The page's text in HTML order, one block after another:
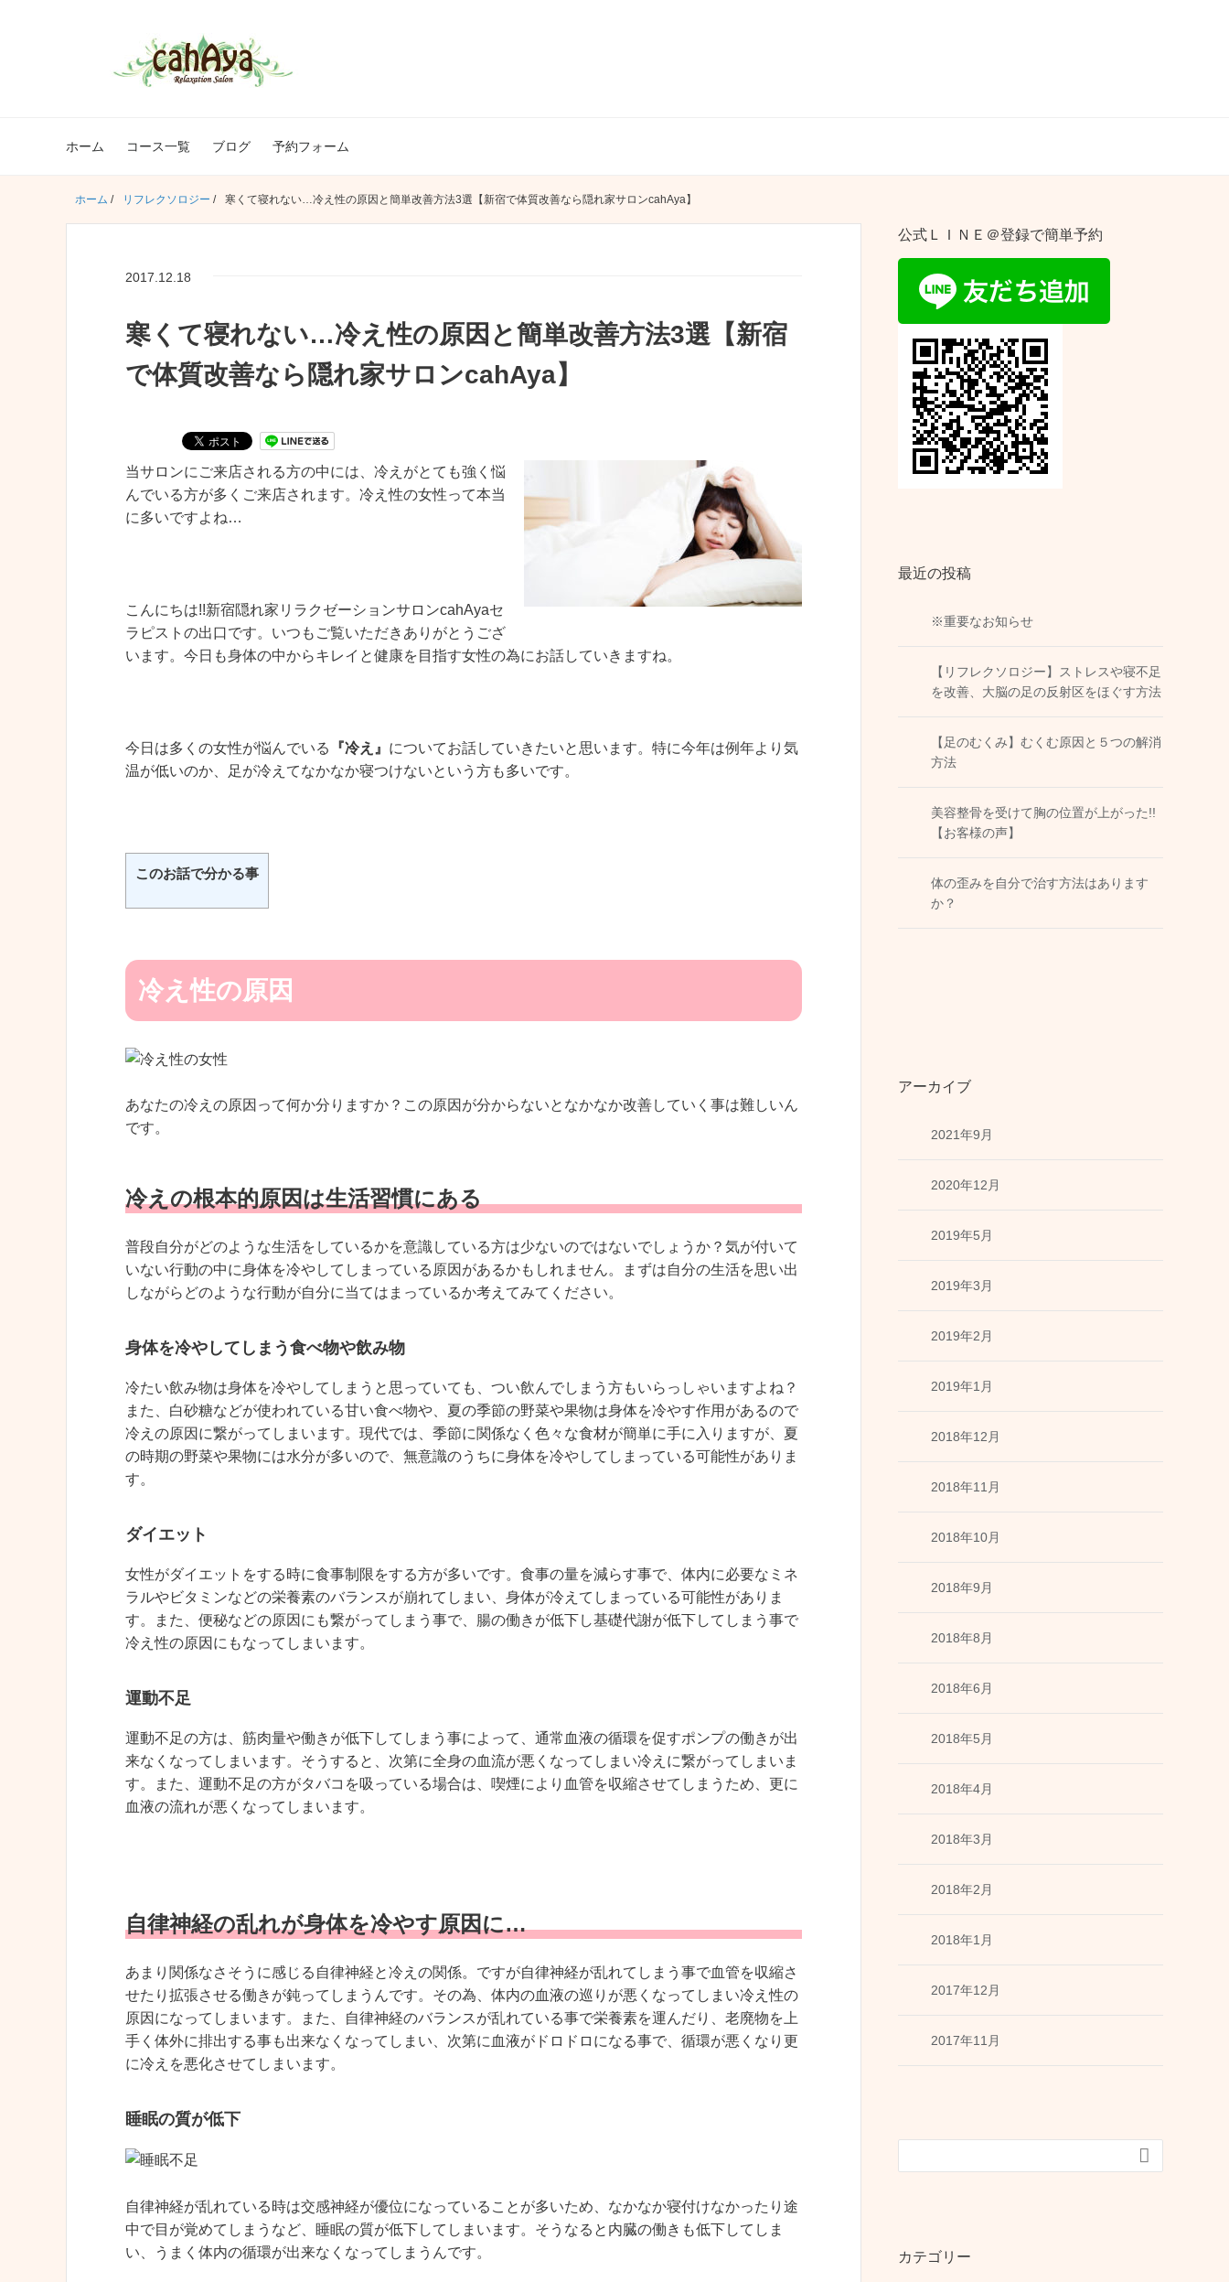
ホーム コース一覧 ブログ 予約フォーム
ホーム / リフレクソロジー / 寒くて寝れない…冷え性の原因と簡単改善方法3選【新宿で体質改善なら隠れ家サロンcahAya】
2017.12.18
寒くて寝れない…冷え性の原因と簡単改善方法3選【新宿
で体質改善なら隠れ家サロンcahAya】
当サロンにご来店される方の中には、冷えがとても強く悩
んでいる方が多くご来店されます。冷え性の女性って本当
に多いですよね…
こんにちは!!新宿隠れ家リラクゼーションサロンcahAyaセ
ラピストの出口です。いつもご覧いただきありがとうござ
います。今日も身体の中からキレイと健康を目指す女性の為にお話していきますね。
今日は多くの女性が悩んでいる 『冷え』 についてお話していきたいと思います。特に今年は例年より気
温が低いのか、足が冷えてなかなか寝つけないという方も多いです。
このお話で分かる事
冷え性の原因
あなたの冷えの原因って何か分りますか？この原因が分からないとなかなか改善していく事は難しいん
です。
冷えの根本的原因は生活習慣にある
普段自分がどのような生活をしているかを意識している方は少ないのではないでしょうか？気が付いて
いない行動の中に身体を冷やしてしまっている原因があるかもしれません。まずは自分の生活を思い出
しながらどのような行動が自分に当てはまっているか考えてみてください。
身体を冷やしてしまう食べ物や飲み物
冷たい飲み物は身体を冷やしてしまうと思っていても、つい飲んでしまう方もいらっしゃいますよね？
また、白砂糖などが使われている甘い食べ物や、夏の季節の野菜や果物は身体を冷やす作用があるので
冷えの原因に繋がってしまいます。現代では、季節に関係なく色々な食材が簡単に手に入りますが、夏
の時期の野菜や果物には水分が多いので、無意識のうちに身体を冷やしてしまっている可能性がありま
す。
ダイエット
女性がダイエットをする時に食事制限をする方が多いです。食事の量を減らす事で、体内に必要なミネ
ラルやビタミンなどの栄養素のバランスが崩れてしまい、身体が冷えてしまっている可能性がありま
す。また、便秘などの原因にも繋がってしまう事で、腸の働きが低下し基礎代謝が低下してしまう事で
冷え性の原因にもなってしまいます。
運動不足
運動不足の方は、筋肉量や働きが低下してしまう事によって、通常血液の循環を促すポンプの働きが出
来なくなってしまいます。そうすると、次第に全身の血流が悪くなってしまい冷えに繋がってしまいま
す。また、運動不足の方がタバコを吸っている場合は、喫煙により血管を収縮させてしまうため、更に
血液の流れが悪くなってしまいます。
自律神経の乱れが身体を冷やす原因に…
あまり関係なさそうに感じる自律神経と冷えの関係。ですが自律神経が乱れてしまう事で血管を収縮さ
せたり拡張させる働きが鈍ってしまうんです。その為、体内の血液の巡りが悪くなってしまい冷え性の
原因になってしまいます。また、自律神経のバランスが乱れている事で栄養素を運んだり、老廃物を上
手く体外に排出する事も出来なくなってしまい、次第に血液がドロドロになる事で、循環が悪くなり更
に冷えを悪化させてしまいます。
睡眠の質が低下
自律神経が乱れている時は交感神経が優位になっていることが多いため、なかなか寝付けなかったり途
中で目が覚めてしまうなど、睡眠の質が低下してしまいます。そうなると内臓の働きも低下してしま
い、うまく体内の循環が出来なくなってしまうんです。
公式ＬＩＮＥ＠登録で簡単予約
最近の投稿
※重要なお知らせ
【リフレクソロジー】ストレスや寝不足
を改善、大脳の足の反射区をほぐす方法
【足のむくみ】むくむ原因と５つの解消
方法
美容整骨を受けて胸の位置が上がった!!
【お客様の声】
体の歪みを自分で治す方法はあります
か？
アーカイブ
2021年9月
2020年12月
2019年5月
2019年3月
2019年2月
2019年1月
2018年12月
2018年11月
2018年10月
2018年9月
2018年8月
2018年6月
2018年5月
2018年4月
2018年3月
2018年2月
2018年1月
2017年12月
2017年11月

カテゴリー